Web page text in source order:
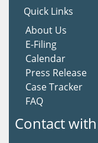
Quick Links
About Us
E-Filing
Calendar
Press Release
Case Tracker
FAQ
Contact